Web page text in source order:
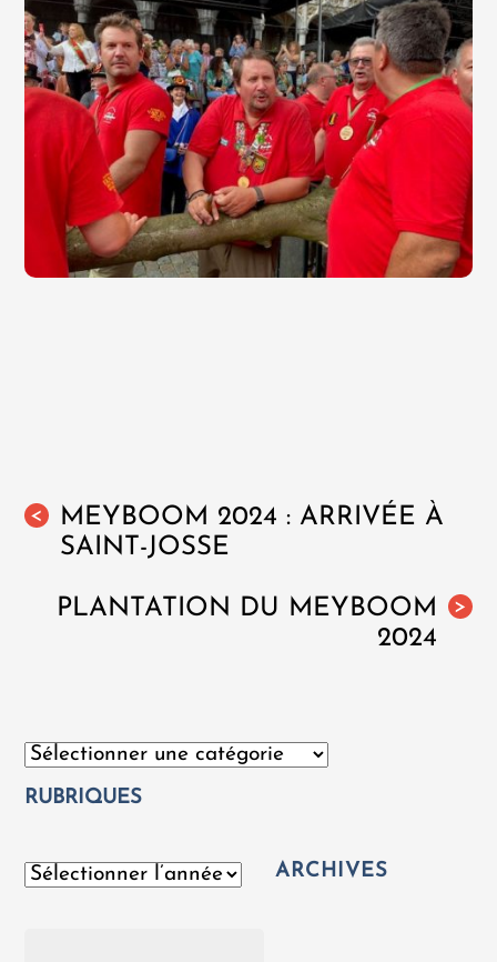
<
MEYBOOM 2024 : ARRIVÉE À
SAINT-JOSSE
>
PLANTATION DU MEYBOOM
2024
Catégories
RUBRIQUES
Archives ARCHIVES